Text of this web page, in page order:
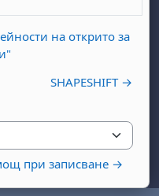
на открито за
SHAPESHIFT →
при записване →